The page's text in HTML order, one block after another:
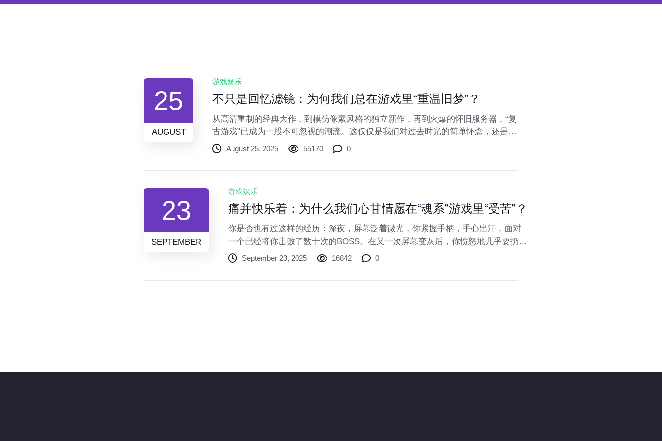
25
AUGUST
游戏娱乐
不只是回忆滤镜：为何我们总在游戏里“重温旧梦”？
从高清重制的经典大作，到模仿像素风格的独立新作，再到火爆的怀旧服务器，“复
古游戏”已成为一股不可忽视的潮流。这仅仅是我们对过去时光的简单怀念，还是其
背后隐藏着更深层的心理需求与文化逻辑？本文将探讨游戏怀旧风潮背后的魅力所
August 25, 2025 55170 0
23
SEPTEMBER
游戏娱乐
痛并快乐着：为什么我们心甘情愿在“魂系”游戏里“受苦”？
你是否也有过这样的经历：深夜，屏幕泛着微光，你紧握手柄，手心出汗，面对
一个已经将你击败了数十次的BOSS。在又一次屏幕变灰后，你愤怒地几乎要扔下
手柄，但深呼吸几下，你又按下了“复活”键，心中默念：“就最后一次”。这种“受
September 23, 2025 16842 0